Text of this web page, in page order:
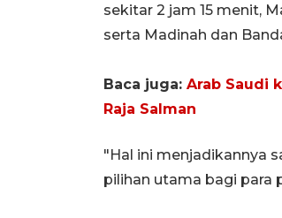
sekitar 2 jam 15 menit,
serta Madinah dan
Baca juga: Arab Saudi
Raja Salman
"Hal ini menjadikannya
pilihan utama bagi para